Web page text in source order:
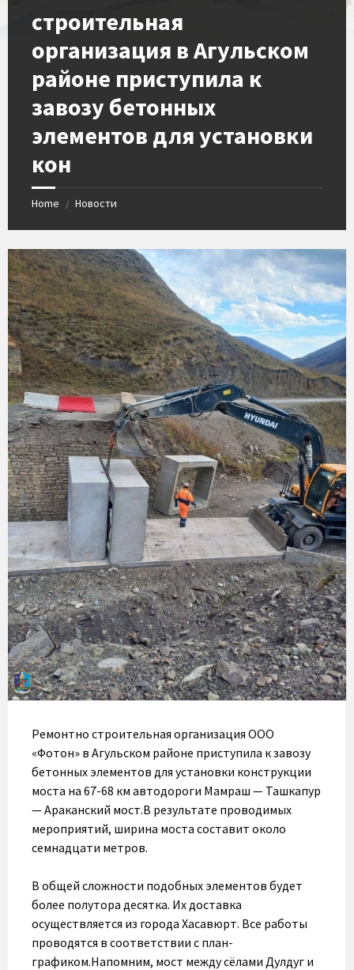
строительная
организация в Агульском
районе приступила к
завозу бетонных
элементов для установки
кон
Home / Новости
Ремонтно строительная организация ООО
«Фотон» в Агульском районе приступила к завозу
бетонных элементов для установки конструкции
моста на 67-68 км автодороги Мамраш — Ташкапур
— Араканский мост.В результате проводимых
мероприятий, ширина моста составит около
семнадцати метров.
В общей сложности подобных элементов будет
более полутора десятка. Их доставка
осуществляется из города Хасавюрт. Все работы
проводятся в соответствии с план-
графиком.Напомним, мост между сёлами Дулдуг и